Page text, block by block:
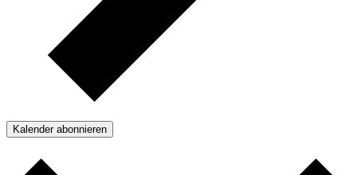
Kalender abonnieren